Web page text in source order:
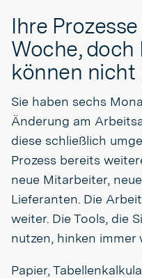
Ihre
Woche, doch
können nicht
Sie haben sechs
Änderung am
diese schließlich
Prozess bereits
neue Mitarbeiter,
Lieferanten. Die
weiter. Die Tools, die
nutzen, hinken immer
Papier,